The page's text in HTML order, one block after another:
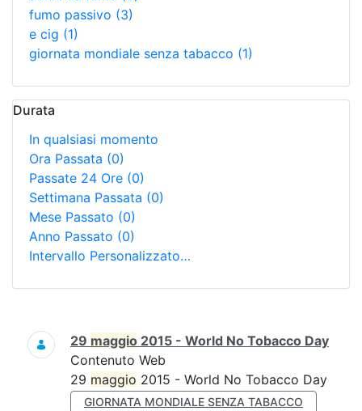
fumo passivo (3)
e cig (1)
giornata mondiale senza tabacco (1)
Durata
In qualsiasi momento
Ora Passata (0)
Passate 24 Ore (0)
Settimana Passata (0)
Mese Passato (0)
Anno Passato (0)
Intervallo Personalizzato…
Ricerca
29 maggio 2015 - World No Tobacco Day
Contenuto Web
29 maggio 2015 - World No Tobacco Day
GIORNATA MONDIALE SENZA TABACCO